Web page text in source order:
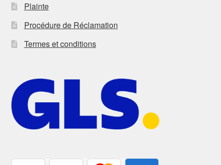
Plainte
Procédure de Réclamation
Termes et conditions